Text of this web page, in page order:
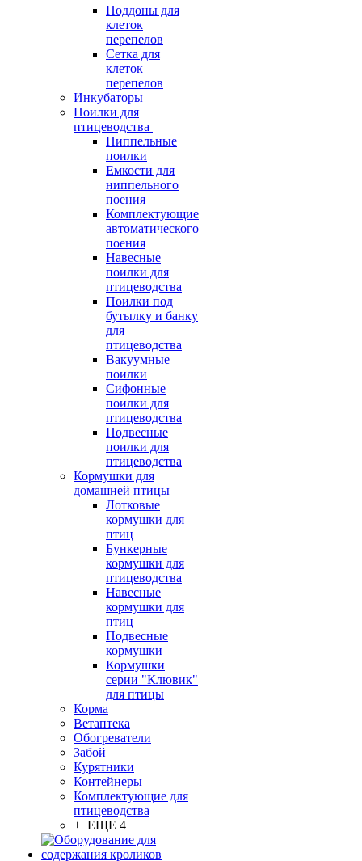
Поддоны для
клеток
перепелов
Сетка для
клеток
перепелов
Инкубаторы
Поилки для
птицеводства
Ниппельные
поилки
Емкости для
ниппельного
поения
Комплектующие
автоматического
поения
Навесные
поилки для
птицеводства
Поилки под
бутылку и банку
для
птицеводства
Вакуумные
поилки
Сифонные
поилки для
птицеводства
Подвесные
поилки для
птицеводства
Кормушки для
домашней птицы
Лотковые
кормушки для
птиц
Бункерные
кормушки для
птицеводства
Навесные
кормушки для
птиц
Подвесные
кормушки
Кормушки
серии "Клювик"
для птицы
Корма
Ветаптека
Обогреватели
Забой
Курятники
Контейнеры
Комплектующие для
птицеводства
+ ЕЩЕ 4